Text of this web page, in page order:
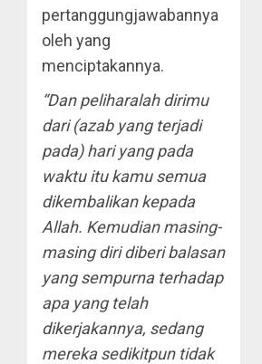
pertanggungjawabannya
oleh yang
menciptakannya.
“Dan peliharalah dirimu
dari (azab yang terjadi
pada) hari yang pada
waktu itu kamu semua
dikembalikan kepada
Allah. Kemudian masing-
masing diri diberi balasan
yang sempurna terhadap
apa yang telah
dikerjakannya, sedang
mereka sedikitpun tidak